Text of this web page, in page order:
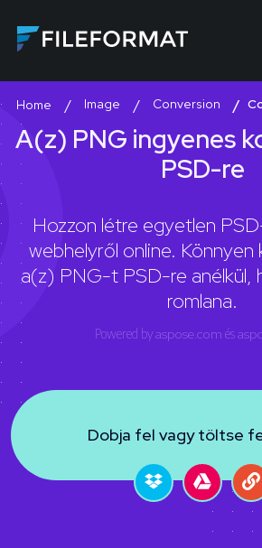
Home Image Conversion
A(z) PNG ingyenes
PSD-re
Hozzon létre egyetlen
webhelyről online.
a(z) PNG-t PSD-re anélkül,
romlana.
Powered byaspose.com és
Dobja fel vagy töltse